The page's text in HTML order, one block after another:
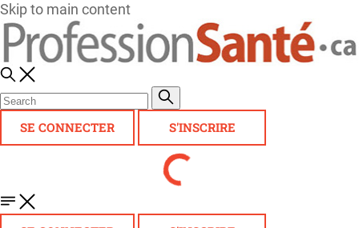
Skip to main content
SE CONNECTER S'INSCRIRE